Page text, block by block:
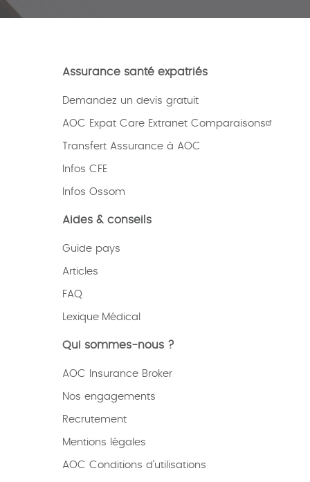
Assurance santé expatriés
Demandez un devis gratuit
AOC Expat Care Extranet Comparaisons
Transfert Assurance à AOC
Infos CFE
Infos Ossom
Aides & conseils
Guide pays
Articles
FAQ
Lexique Médical
Qui sommes-nous ?
AOC Insurance Broker
Nos engagements
Recrutement
Mentions légales
AOC Conditions d’utilisations